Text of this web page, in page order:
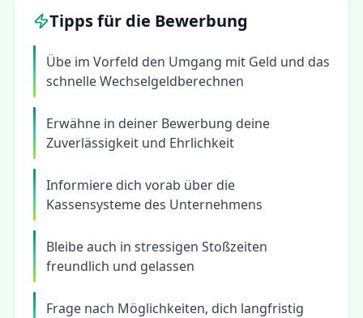
Tipps für die Bewerbung
Übe im Vorfeld den Umgang mit Geld und das
schnelle Wechselgeldberechnen
Erwähne in deiner Bewerbung deine
Zuverlässigkeit und Ehrlichkeit
Informiere dich vorab über die
Kassensysteme des Unternehmens
Bleibe auch in stressigen Stoßzeiten
freundlich und gelassen
Frage nach Möglichkeiten, dich langfristig